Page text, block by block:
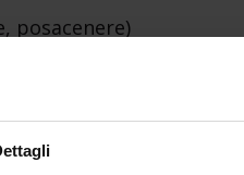
posacenere)